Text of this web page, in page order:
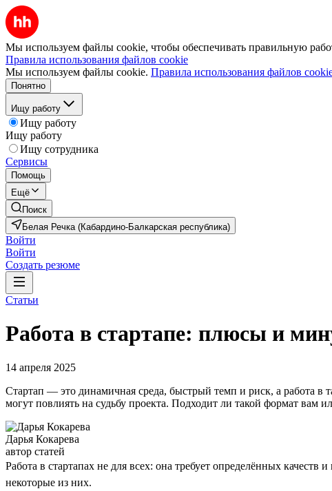
Мы используем файлы cookie, чтобы обеспечивать правильную
Правила использования файлов cookie
Мы используем файлы cookie. Правила использования файлов
Понятно
Ищу работу
Ищу работу
Ищу работу
Ищу сотрудника
Сервисы
Помощь
Ещё
Поиск
Белая Речка (Кабардино-Балкарская республика)
Войти
Войти
Создать резюме
Статьи
Работа в стартапе: плюсы и
14 апреля 2025
Стартап — это динамичная среда, быстрый темп и риск, а работа в
могут повлиять на судьбу проекта. Подходит ли такой формат вам
Дарья Кокарева
автор статей
Работа в стартапах не для всех: она требует определённых
некоторые из них.